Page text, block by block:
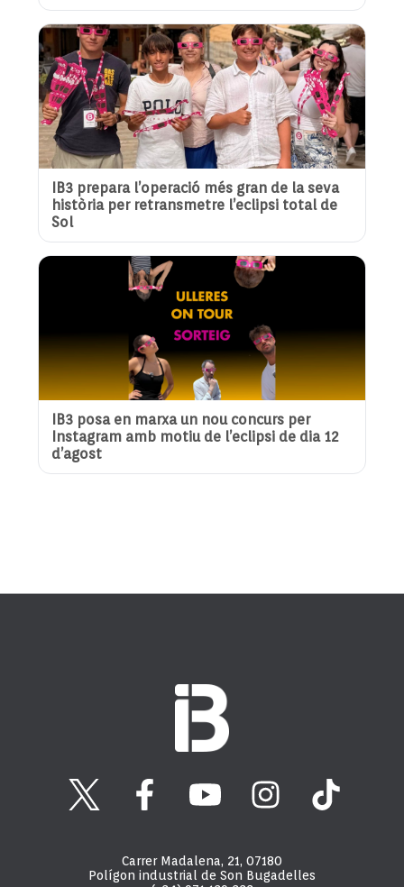
IB3 prepara l’operació més gran de la seva
història per retransmetre l’eclipsi total de
Sol
IB3 posa en marxa un nou concurs per
Instagram amb motiu de l’eclipsi de dia 12
d’agost
Carrer Madalena, 21, 07180
Polígon industrial de Son Bugadelles